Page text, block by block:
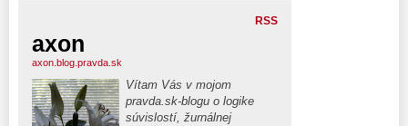
RSS
axon
axon.blog.pravda.sk
Vítam Vás v mojom
pravda.sk-blogu o logike
súvislostí, žurnálnej